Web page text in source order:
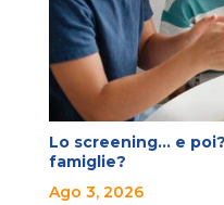
Lo screening… e
famiglie?
Ago 3, 2026